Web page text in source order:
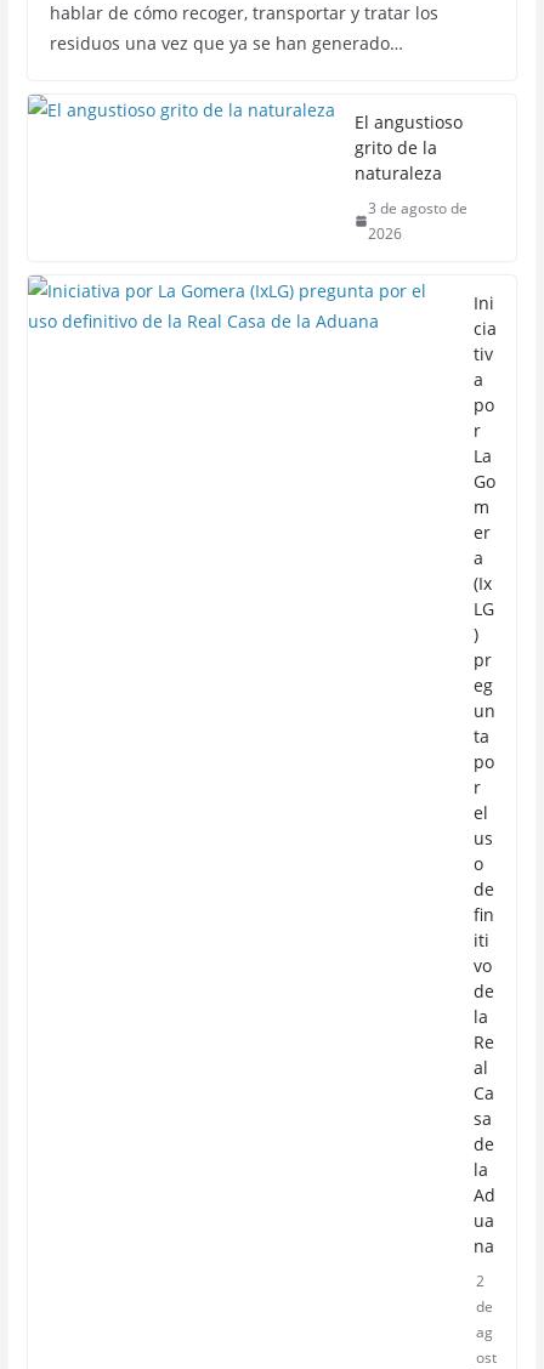
hablar de cómo recoger, transportar y tratar los
residuos una vez que ya se han generado…
El angustioso
grito de la
naturaleza
3 de agosto de
2026
Ini
cia
tiv
a
po
r
La
Go
m
er
a
(Ix
LG
)
pr
eg
un
ta
po
r
el
us
o
de
fin
iti
vo
de
la
Re
al
Ca
sa
de
la
Ad
ua
na
2
de
ag
ost